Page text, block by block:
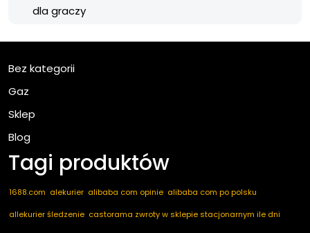
dla graczy
Bez kategorii
Gaz
Sklep
Blog
Tagi produktów
1688.com alekurier alibaba com opinie alibaba com po polsku
allekurier śledzenie castorama zwroty w sklepie stacjonarnym ile dni